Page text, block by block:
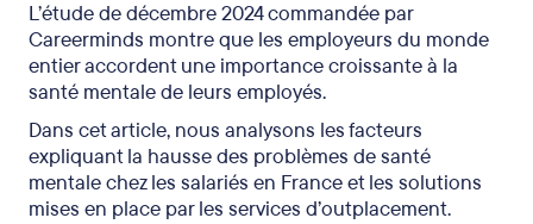
L’étude de décembre 2024 commandée par
Careerminds montre que les employeurs du monde
entier accordent une importance croissante à la
santé mentale de leurs employés.
Dans cet article, nous analysons les facteurs
expliquant la hausse des problèmes de santé
mentale chez les salariés en France et les solutions
mises en place par les services d’outplacement.